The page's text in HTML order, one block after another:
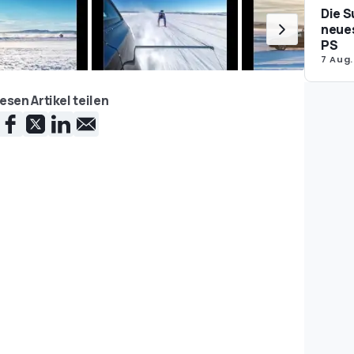
Artikel teilen
Die
PS
7 Aug.